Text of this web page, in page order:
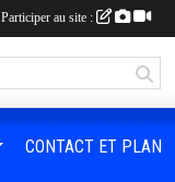
CONTACT ET PLAN
Participer au site :